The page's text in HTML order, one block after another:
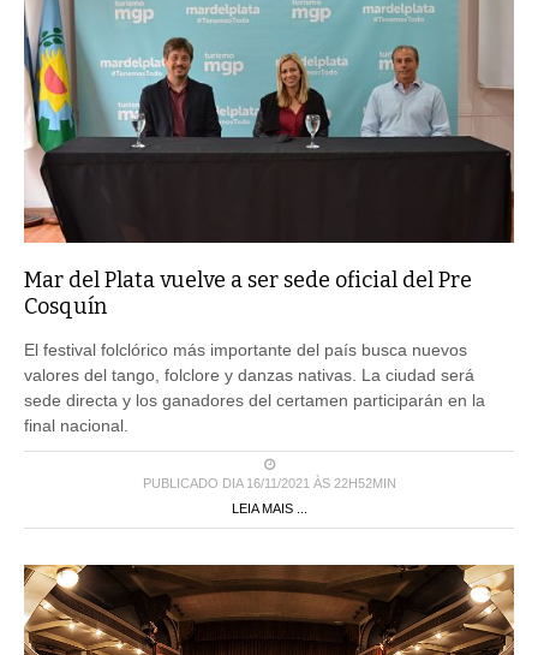
Cosquín
El festival folclórico más importante del país busca nuevos
valores del tango, folclore y danzas nativas. La ciudad será
sede directa y los ganadores del certamen participarán en la
final nacional.
PUBLICADO DIA 16/11/2021 ÀS 22H52MIN
LEIA MAIS ...